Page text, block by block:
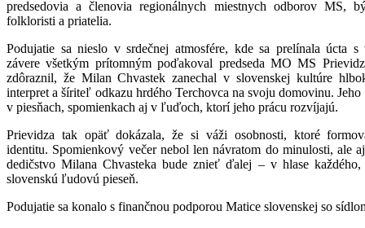
predsedovia a členovia regionálnych miestnych odborov MS,
folkloristi a priatelia.
Podujatie sa nieslo v srdečnej atmosfére, kde sa prelínala úcta
závere všetkým prítomným poďakoval predseda MO MS
zdôraznil, že Milan Chvastek zanechal v slovenskej kultúre
interpret a šíriteľ odkazu hrdého Terchovca na svoju domovinu.
v piesňach, spomienkach aj v ľuďoch, ktorí jeho prácu rozvíjajú.
Prievidza tak opäť dokázala, že si váži osobnosti, ktoré
identitu. Spomienkový večer nebol len návratom do minulosti, ale
dedičstvo Milana Chvasteka bude znieť ďalej – v hlase
slovenskú ľudovú pieseň.
Podujatie sa konalo s finančnou podporou Matice slovenskej so